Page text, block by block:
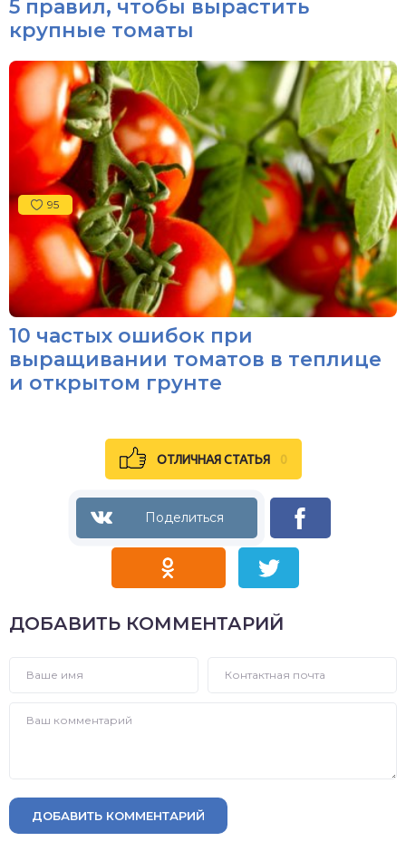
5 правил, чтобы вырастить
крупные томаты
95
10 частых ошибок при
выращивании томатов в теплице
и открытом грунте
ОТЛИЧНАЯ СТАТЬЯ 0
ДОБАВИТЬ КОММЕНТАРИЙ
ДОБАВИТЬ КОММЕНТАРИЙ